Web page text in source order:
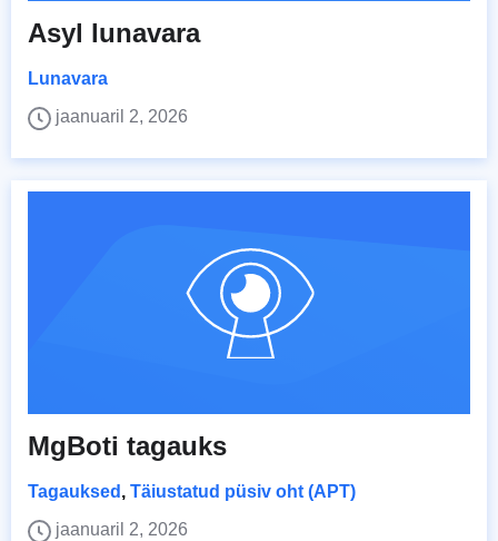
Asyl lunavara
Lunavara
jaanuaril 2, 2026
MgBoti tagauks
Tagauksed , Täiustatud püsiv oht (APT)
jaanuaril 2, 2026